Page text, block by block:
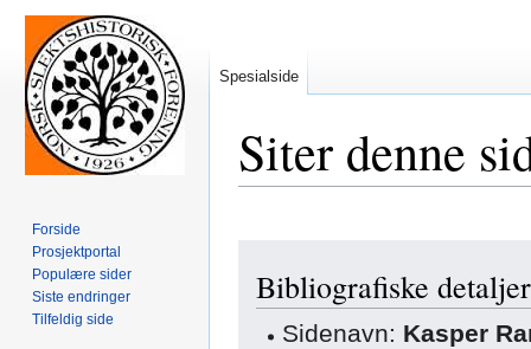
Siter denne
navigering
søkBibliografiske
Sidenavn: Kasper
Spesialside
Forside
Prosjektportal
Populære sider
Siste endringer
Tilfeldig side